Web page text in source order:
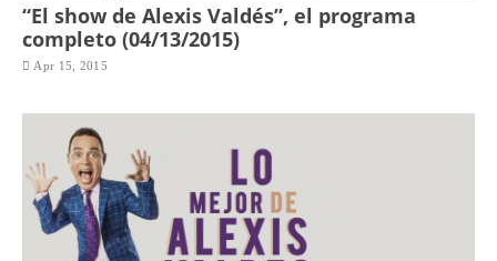
“El show de Alexis Valdés”, el programa
completo (04/13/2015)
Apr 15, 2015